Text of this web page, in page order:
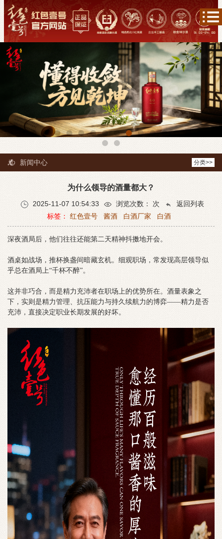
新闻中心 分类>>
为什么领导的酒量都大？
2025-11-07 10:54:33 浏览次数： 次
返回列表
标签： 红色壹号 酱酒 白酒厂家 白酒
深夜酒局后，他们往往还能第二天精神抖擞地开会。
酒桌如战场，推杯换盏间暗藏玄机。细观职场，常发现高层领导似
乎总在酒局上“千杯不醉”。
这并非巧合，而是精力充沛者在职场上的优势所在。酒量表象之
下，实则是精力管理、抗压能力与持久续航力的博弈——精力是否
充沛，直接决定职业长期发展的好坏。